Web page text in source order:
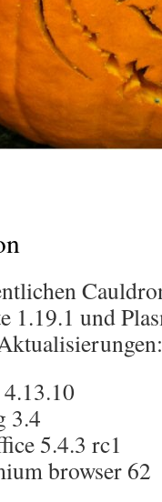
1.19.1 und
3.4
5.4.3 rc1
browser 62